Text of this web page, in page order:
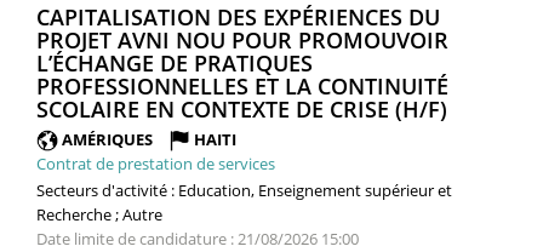
CAPITALISATION DES EXPÉRIENCES DU
PROJET AVNI NOU POUR PROMOUVOIR
L’ÉCHANGE DE PRATIQUES
PROFESSIONNELLES ET LA CONTINUITÉ
SCOLAIRE EN CONTEXTE DE CRISE (H/F)
AMÉRIQUES
HAITI
Contrat de prestation de services
Secteurs d'activité : Education, Enseignement supérieur et
Recherche ; Autre
Date limite de candidature : 21/08/2026 15:00